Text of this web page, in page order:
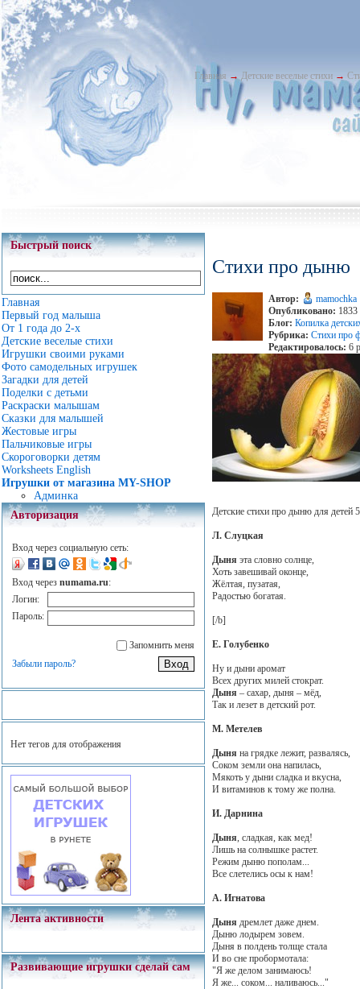
Главная → Детские веселые стихи →
Быстрый поиск
Главная
Первый год малыша
От 1 года до 2-х
Детские веселые стихи
Игрушки своими руками
Фото самодельных игрушек
Загадки для детей
Поделки с детьми
Раскраски малышам
Сказки для малышей
Жестовые игры
Пальчиковые игры
Скороговорки детям
Worksheets English
Игрушки от магазина MY-SHOP
Админка
Авторизация
Вход через социальную сеть:
Вход через numama.ru:
Логин:
Пароль:
Запомнить меня
Забыли пароль?
Нет тегов для отображения
Лента активности
Развивающие игрушки сделай сам
Стихи про дыню
Автор:
mamochka
Опубликовано:
Блог: Копилка
Рубрика: Стихи про
Редактировалось: 6
Детские стихи про дыню для детей
Л. Слуцкая
Дыня эта словно солнце,
Хоть завешивай оконце,
Жёлтая, пузатая,
Радостью богатая.
[/b]
Е. Голубенко
Ну и дыни аромат
Всех других милей стократ.
Дыня – сахар, дыня – мёд,
Так и лезет в детский рот.
М. Метелев
Дыня на грядке лежит, развалясь,
Соком земли она напилась,
Мякоть у дыни сладка и вкусна,
И витаминов к тому же полна.
И. Дарнина
Дыня , сладкая, как мед!
Лишь на солнышке растет.
Режим дыню пополам...
Все слетелись осы к нам!
А. Игнатова
Дыня дремлет даже днем.
Дыню лодырем зовем.
Дыня в полдень толще стала
И во сне пробормотала:
"Я же делом занимаюсь!
Я же... соком... наливаюсь..."